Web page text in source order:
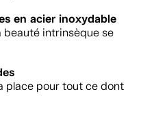
en acier inoxydable
beauté intrinsèque se
place pour tout ce dont